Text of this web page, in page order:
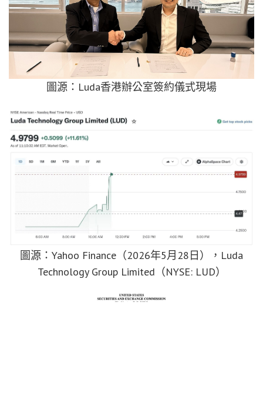
圖源：Luda香港辦公室簽約儀式現場
圖源：Yahoo Finance（2026年5月28日），Luda
Technology Group Limited（NYSE: LUD）